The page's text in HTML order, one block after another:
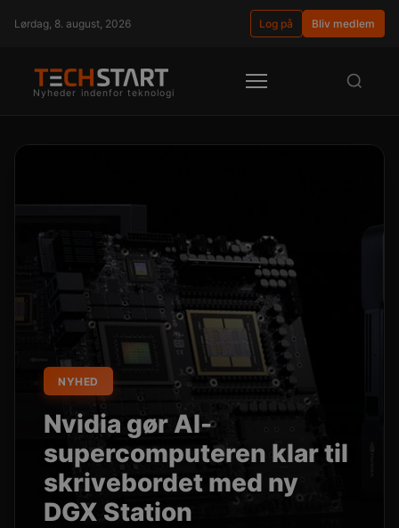
Lørdag, 8. august, 2026 Log på Bliv medlem
Nyheder indenfor teknologi
NYHED
Nvidia gør AI-
supercomputeren klar til
skrivebordet med ny
DGX Station